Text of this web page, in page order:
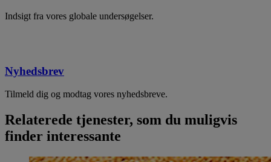
Indsigt fra vores globale undersøgelser.
Nyhedsbrev
Tilmeld dig og modtag vores nyhedsbreve.
Relaterede tjenester, som du muligvis
finder interessante